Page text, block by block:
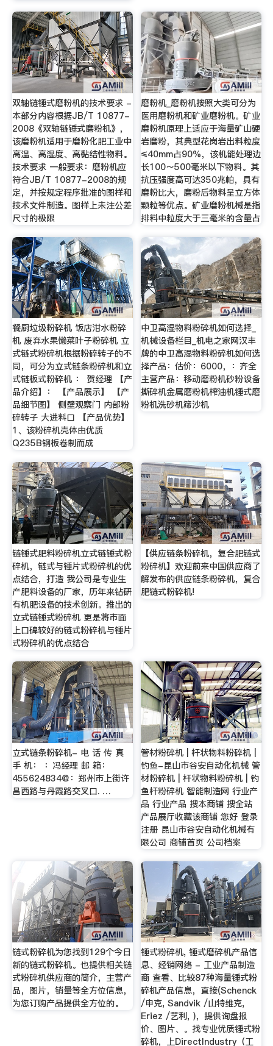
双轴链锤式磨粉机的技术要求 -
本部分内容根据JB/T 10877-
2008《双轴链锤式磨粉机》，
该磨粉机适用于磨粉化肥工业中
高温、高湿度、高黏结性物料。
技术要求 一般要求：磨粉机应
符合JB/T 10877-2008的规
定，并按规定程序批准的图样和
技术文件制造。图样上未注公差
尺寸的极限
磨粉机_磨粉机按照大类可分为
医用磨粉机和矿业磨粉机。矿业
磨粉机原理上适应于海量矿山硬
岩磨粉，其典型花岗岩出料粒度
≤40mm占90%，该机能处理边
长100～500毫米以下物料。其
抗压强度高可达350兆帕，具有
磨粉比大，磨粉后物料呈立方体
颗粒等优点。矿业磨粉机械是指
排料中粒度大于三毫米的含量占
餐厨垃圾粉碎机 饭店泔水粉碎
机 废弃水果懒菜叶子粉碎机 立
式链式粉碎机根据粉碎转子的不
同，可分为立式链条粉碎机和立
式链板式粉碎机 ： 贺经理 【产
品介绍】： 【产品展示】 【产
品细节图】 侧壁观察门 内部粉
碎转子 大进料口 【产品优势】
1、该粉碎机壳体由优质
Q235B钢板卷制而成
中卫高湿物料粉碎机如何选择_
机械设备栏目_机电之家网汉丰
牌的中卫高湿物料粉碎机如何选
择产品：估价：6000，：齐全
主营产品：移动磨粉机砂粉设备
撕碎机金属磨粉机榨油机锤式磨
粉机洗砂机筛沙机
链锤式肥料粉碎机立式链锤式粉
碎机，链式与锤片式粉碎机的优
点结合，打造 我公司是专业生
产肥料设备的厂家，历年来钻研
有机肥设备的技术创新。推出的
立式链锤式粉碎机 更是将市面
上口碑较好的链式粉碎机与锤片
式粉碎机的优点结合
【供应链条粉碎机，复合肥链式
粉碎机】欢迎前来中国供应商了
解发布的供应链条粉碎机，复合
肥链式粉碎机!
立式链条粉碎机- 电 话 传 真
手 机： ：冯经理 邮 箱：
455624834@：郑州市上街许
昌西路与丹霞路交叉口. …
管材粉碎机 | 杆状物料粉碎机 |
钓鱼-昆山市谷安自动化机械 管
材粉碎机 | 杆状物料粉碎机 | 钓
鱼杆粉碎机 智能制造网 行业产
品 行业产品 搜本商铺 搜全站
产品展厅收藏该商铺 您好 登录
注册 昆山市谷安自动化机械有
限公司 商铺首页 公司档案
链式粉碎机为您找到129个今日
新的链式粉碎机。也提供相关链
式粉碎机供应商的简介，主营产
品，图片，销量等全方位信息，
为您订购产品提供全方位的。
锤式粉碎机, 锤式磨碎机产品信
息、经销网络 - 工业产品制造
商 查看、比较87种海量锤式粉
碎机产品信息，直接(Schenck
/申克, Sandvik /山特维克,
Eriez /艺利, )，提供询盘报
价、图片、。找专业优质锤式粉
碎机，上DirectIndustry（工